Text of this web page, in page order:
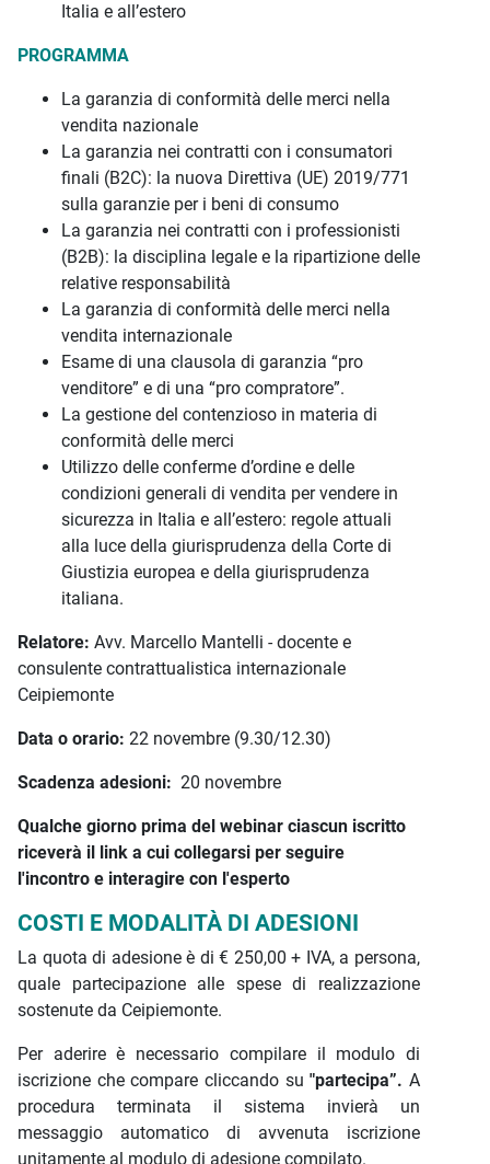
Italia e all’estero
PROGRAMMA
La garanzia di conformità delle merci nella
vendita nazionale
La garanzia nei contratti con i consumatori
finali (B2C): la nuova Direttiva (UE) 2019/771
sulla garanzie per i beni di consumo
La garanzia nei contratti con i professionisti
(B2B): la disciplina legale e la ripartizione delle
relative responsabilità
La garanzia di conformità delle merci nella
vendita internazionale
Esame di una clausola di garanzia “pro
venditore” e di una “pro compratore”.
La gestione del contenzioso in materia di
conformità delle merci
Utilizzo delle conferme d’ordine e delle
condizioni generali di vendita per vendere in
sicurezza in Italia e all’estero: regole attuali
alla luce della giurisprudenza della Corte di
Giustizia europea e della giurisprudenza
italiana.
Relatore: Avv. Marcello Mantelli - docente e
consulente contrattualistica internazionale
Ceipiemonte
Data o orario: 22 novembre (9.30/12.30)
Scadenza adesioni: 20 novembre
Qualche giorno prima del webinar ciascun iscritto
riceverà il link a cui collegarsi per seguire
l'incontro e interagire con l'esperto
COSTI E MODALITÀ DI ADESIONI
La quota di adesione è di € 250,00 + IVA, a persona,
quale partecipazione alle spese di realizzazione
sostenute da Ceipiemonte.
Per aderire è necessario compilare il modulo di
iscrizione che compare cliccando su"partecipa”.A
procedura terminata il sistema invierà un
messaggio automatico di avvenuta iscrizione
unitamente al modulo di adesione compilato.